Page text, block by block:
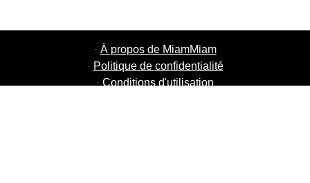
· À propos de MiamMiam
· Politique de confidentialité
· Conditions d'utilisation